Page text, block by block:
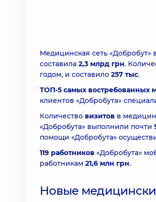
Медицинская сеть «Добробут»
составила 2,3 млрд грн.
годом, и составило 257 тыс.
ТОП-5 самых востребованных
клиентов «Добробута»
Количество визитов в
«Добробута» выполнили почти
помощи «Добробута»
119 работников «Добробута»
работникам 21,6 млн грн.
Новые